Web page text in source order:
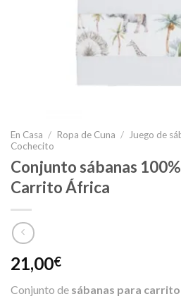
En Casa / Ropa de Cuna / Juego de
Cochecito
Conjunto sábanas
Carrito África
21,00€
Conjunto de sábanas para carrito